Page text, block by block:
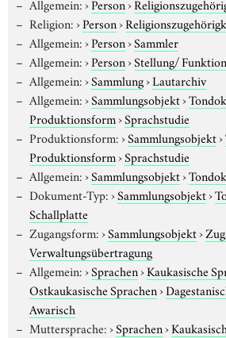
Allgemein:›Person›
Religion:›Person›
Allgemein:›Person›Sammler
Allgemein:›Person›Stellung/ Funktion
Allgemein:›Sammlung›Lautarchiv
Allgemein:›Sammlungsobjekt›
Produktionsform›Sprachstudie
Produktionsform:›Sammlungsobjekt›
Produktionsform›Sprachstudie
Allgemein:›Sammlungsobjekt›
Dokument-Typ:›Sammlungsobjekt›
Schallplatte
Zugangsform:›Sammlungsobjekt›
Verwaltungsübertragung
Allgemein:›Sprachen›Kaukasische
Ostkaukasische Sprachen›
Awarisch
Muttersprache:›Sprachen›